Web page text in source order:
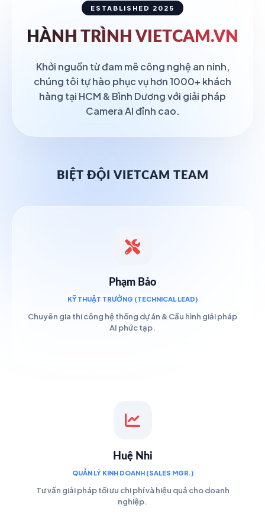
ESTABLISHED 2025
HÀNH TRÌNH VIETCAM.VN
Khởi nguồn từ đam mê công nghệ an ninh,
chúng tôi tự hào phục vụ hơn 1000+ khách
hàng tại HCM & Bình Dương với giải pháp
Camera AI đỉnh cao.
BIỆT ĐỘI VIETCAM TEAM
Phạm Bảo
KỸ THUẬT TRƯỞNG (TECHNICAL LEAD)
Chuyên gia thi công hệ thống dự án & Cấu hình giải pháp
AI phức tạp.
Huệ Nhi
QUẢN LÝ KINH DOANH (SALES MGR.)
Tư vấn giải pháp tối ưu chi phí và hiệu quả cho doanh
nghiệp.